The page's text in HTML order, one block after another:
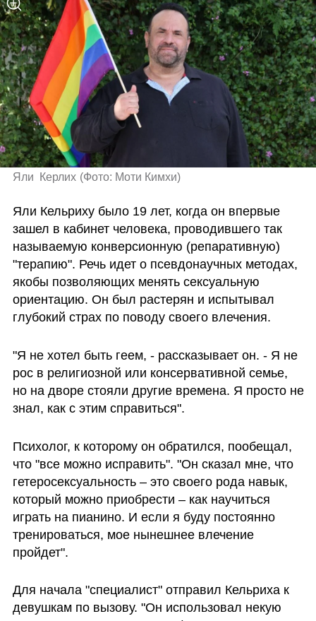
Яли  Керлих (Фото: Моти Кимхи)
Яли Кельриху было 19 лет, когда он впервые
зашел в кабинет человека, проводившего так
называемую конверсионную (репаративную)
"терапию". Речь идет о псевдонаучных методах,
якобы позволяющих менять сексуальную
ориентацию. Он был растерян и испытывал
глубокий страх по поводу своего влечения.
"Я не хотел быть геем, - рассказывает он. - Я не
рос в религиозной или консервативной семье,
но на дворе стояли другие времена. Я просто не
знал, как с этим справиться".
Психолог, к которому он обратился, пообещал,
что "все можно исправить". "Он сказал мне, что
гетеросексуальность – это своего рода навык,
который можно приобрести – как научиться
играть на пианино. И если я буду постоянно
тренироваться, мое нынешнее влечение
пройдет".
Для начала "специалист" отправил Кельриха к
девушкам по вызову. "Он использовал некую